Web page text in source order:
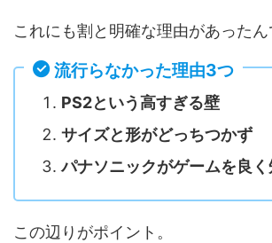
これにも割と明確な理由があったん
流行らなかった理由3つ
PS2という高すぎる壁
サイズと形がどっちつかず
パナソニックがゲームを良
この辺りがポイント。